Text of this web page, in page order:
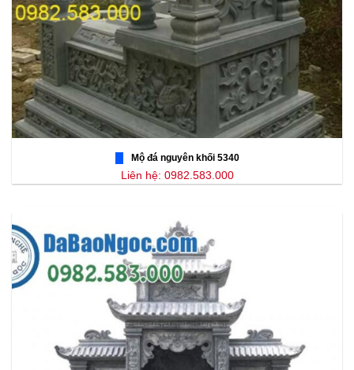
Mộ đá nguyên khối 5340
Liên hệ: 0982.583.000